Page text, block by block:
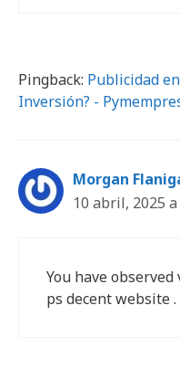
Pingback: Publicidad
Inversión? -
Morgan
10 abril, 2025
You have
ps decent website .